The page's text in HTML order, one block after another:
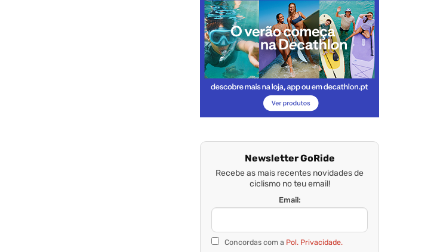
Newsletter GoRide
Recebe as mais recentes novidades de
ciclismo no teu email!
Email:
Concordas com a Pol. Privacidade.